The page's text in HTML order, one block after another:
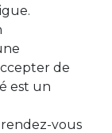
de
est un
vous